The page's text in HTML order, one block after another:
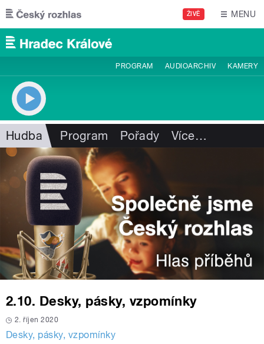
Přejít k hlavnímu obsahu
ŽIVĚ MENU
PROGRAM AUDIOARCHIV KAMERY
Hudba Program Pořady Více…
2.10. Desky, pásky, vzpomínky
2. říjen 2020
Desky, pásky, vzpomínky